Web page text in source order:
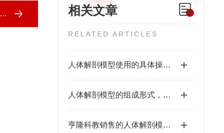
相关文章
RELATED ARTICLES
人体解剖模型使用的具体操作步骤
人体解剖模型的组成形式，都有哪些器官呢
亨隆科教销售的人体解剖模型有各种尺寸规格的